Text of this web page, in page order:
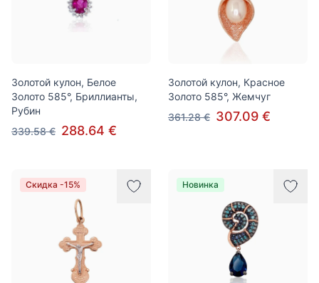
Золотой кулон, Белое
Золото 585°, Бриллианты,
Рубин
339.58 € 288.64 €
Золотой кулон, Красное
Золото 585°, Жемчуг
361.28 € 307.09 €
Скидка -15% Новинка